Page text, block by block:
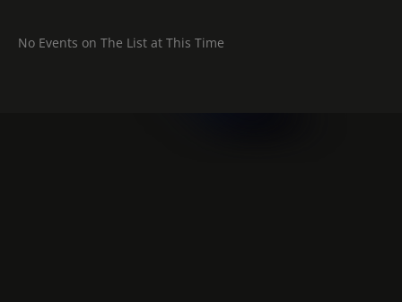
No Events on The List at This Time